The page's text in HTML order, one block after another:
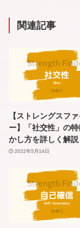
関連記事
【ストレングスフ
ー】「社交性」の
かし方を詳しく解説
2022年5月14日